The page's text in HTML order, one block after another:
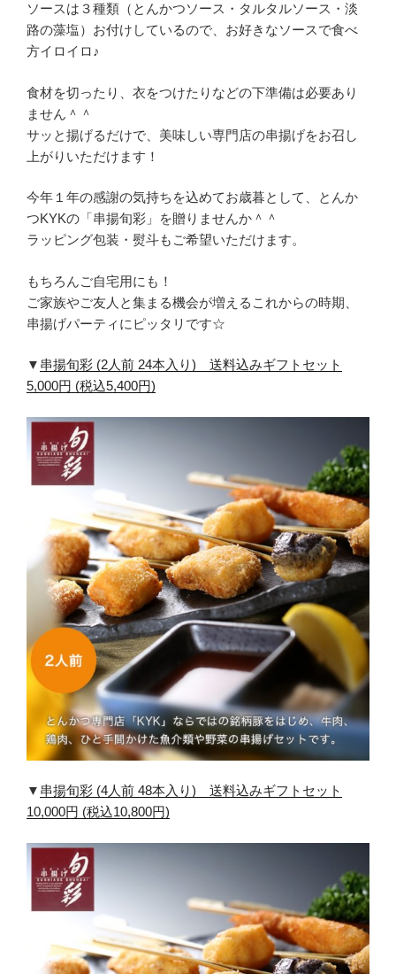
ソースは３種類（とんかつソース・タルタルソース・淡
路の藻塩）お付けしているので、お好きなソースで食べ
方イロイロ♪
食材を切ったり、衣をつけたりなどの下準備は必要あり
ません＾＾
サッと揚げるだけで、美味しい専門店の串揚げをお召し
上がりいただけます！
今年１年の感謝の気持ちを込めてお歳暮として、とんか
つKYKの「串揚旬彩」を贈りませんか＾＾
ラッピング包装・熨斗もご希望いただけます。
もちろんご自宅用にも！
ご家族やご友人と集まる機会が増えるこれからの時期、
串揚げパーティにピッタリです☆
▼ 串揚旬彩 (2人前 24本入り) 送料込みギフトセット
5,000円 (税込5,400円)
▼ 串揚旬彩 (4人前 48本入り) 送料込みギフトセット
10,000円 (税込10,800円)